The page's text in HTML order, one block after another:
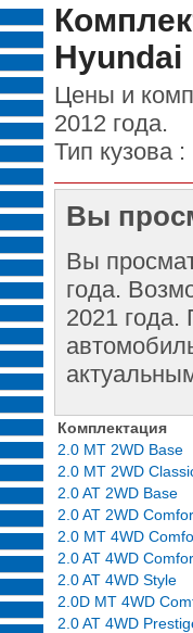
Hyundai
Цены и
2012 года.
Тип кузова :
Вы
Вы
года.
2021 года.
Комплектация
2.0 MT 2WD Base
2.0 MT 2WD
2.0 AT 2WD Base
2.0 AT 2WD
2.0 MT 4WD
2.0 AT 4WD
2.0 AT 4WD Style
2.0D MT 4WD
2.0 AT 4WD